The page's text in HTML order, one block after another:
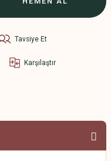
Tavsiye Et
Karşılaştır